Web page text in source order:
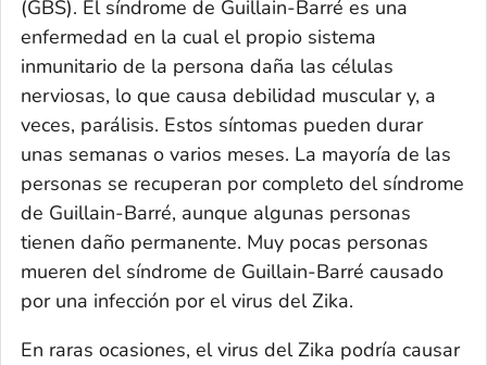
(GBS). El síndrome de Guillain-Barré es una
enfermedad en la cual el propio sistema
inmunitario de la persona daña las células
nerviosas, lo que causa debilidad muscular y, a
veces, parálisis. Estos síntomas pueden durar
unas semanas o varios meses. La mayoría de las
personas se recuperan por completo del síndrome
de Guillain-Barré, aunque algunas personas
tienen daño permanente. Muy pocas personas
mueren del síndrome de Guillain-Barré causado
por una infección por el virus del Zika.
En raras ocasiones, el virus del Zika podría causar